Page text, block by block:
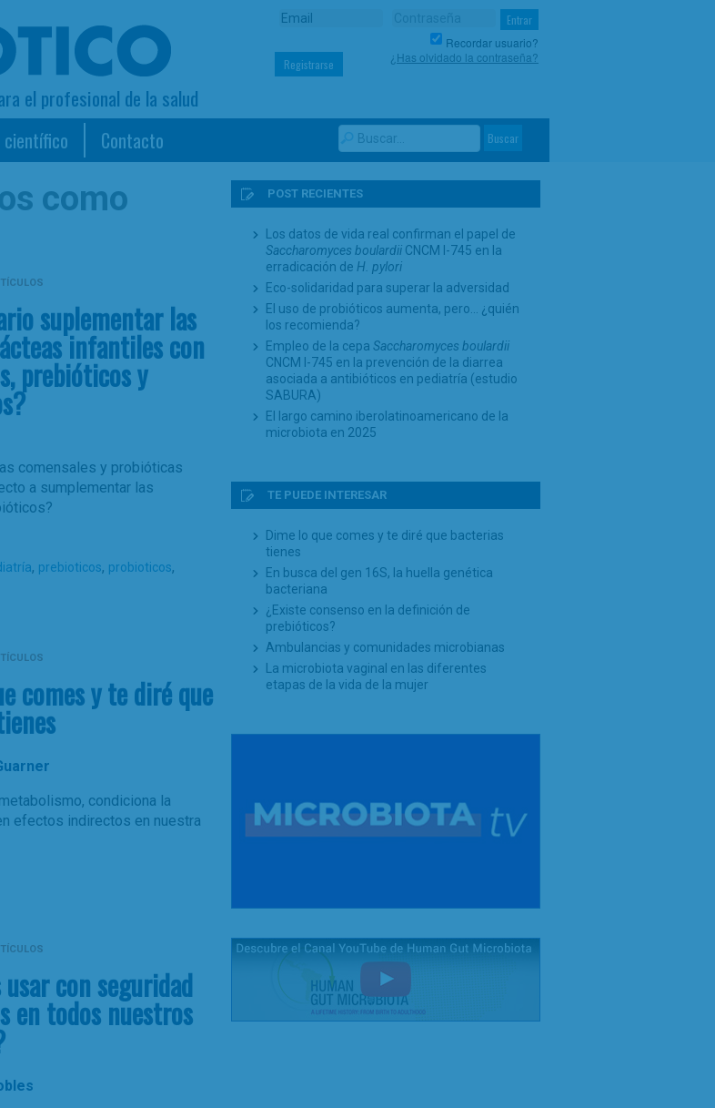
el profesional de la salud
Recordar usuario?
Registrarse
¿Has olvidado la contraseña?
científico Contacto
como
suplementar las
infantiles con
prebióticos y
comensales y probióticas
a sumplementar las
, prebioticos, probioticos,
comes y te diré que
condiciona la
efectos indirectos en nuestra
con seguridad
en todos nuestros
POST RECIENTES
Los datos de vida real confirman el papel de
Saccharomyces boulardii CNCM I-745 en la
erradicación de H. pylori
Eco-solidaridad para superar la adversidad
El uso de probióticos aumenta, pero… ¿quién
los recomienda?
Empleo de la cepa Saccharomyces boulardii
CNCM I-745 en la prevención de la diarrea
asociada a antibióticos en pediatría (estudio
SABURA)
El largo camino iberolatinoamericano de la
microbiota en 2025
TE PUEDE INTERESAR
Dime lo que comes y te diré que bacterias
tienes
En busca del gen 16S, la huella genética
bacteriana
¿Existe consenso en la definición de
prebióticos?
Ambulancias y comunidades microbianas
La microbiota vaginal en las diferentes
etapas de la vida de la mujer